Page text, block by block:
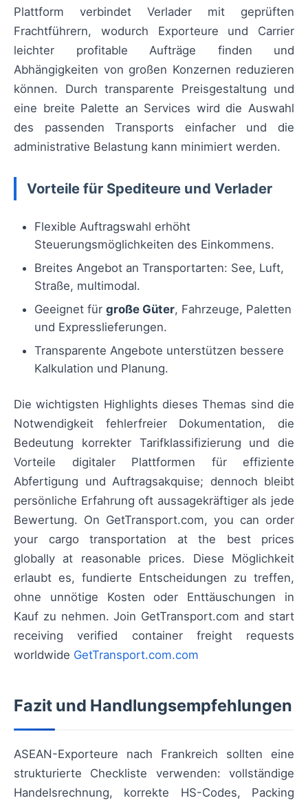
Plattform verbindet Verlader mit geprüften
Frachtführern, wodurch Exporteure und Carrier
leichter profitable Aufträge finden und
Abhängigkeiten von großen Konzernen reduzieren
können. Durch transparente Preisgestaltung und
eine breite Palette an Services wird die Auswahl
des passenden Transports einfacher und die
administrative Belastung kann minimiert werden.
Vorteile für Spediteure und Verlader
Flexible Auftragswahl erhöht
Steuerungsmöglichkeiten des Einkommens.
Breites Angebot an Transportarten: See, Luft,
Straße, multimodal.
Geeignet für große Güter, Fahrzeuge, Paletten
und Expresslieferungen.
Transparente Angebote unterstützen bessere
Kalkulation und Planung.
Die wichtigsten Highlights dieses Themas sind die
Notwendigkeit fehlerfreier Dokumentation, die
Bedeutung korrekter Tarifklassifizierung und die
Vorteile digitaler Plattformen für effiziente
Abfertigung und Auftragsakquise; dennoch bleibt
persönliche Erfahrung oft aussagekräftiger als jede
Bewertung. On GetTransport.com, you can order
your cargo transportation at the best prices
globally at reasonable prices. Diese Möglichkeit
erlaubt es, fundierte Entscheidungen zu treffen,
ohne unnötige Kosten oder Enttäuschungen in
Kauf zu nehmen. Join GetTransport.com and start
receiving verified container freight requests
worldwide GetTransport.com.com
Fazit und Handlungsempfehlungen
ASEAN-Exporteure nach Frankreich sollten eine
strukturierte Checkliste verwenden: vollständige
Handelsrechnung, korrekte HS-Codes, Packing